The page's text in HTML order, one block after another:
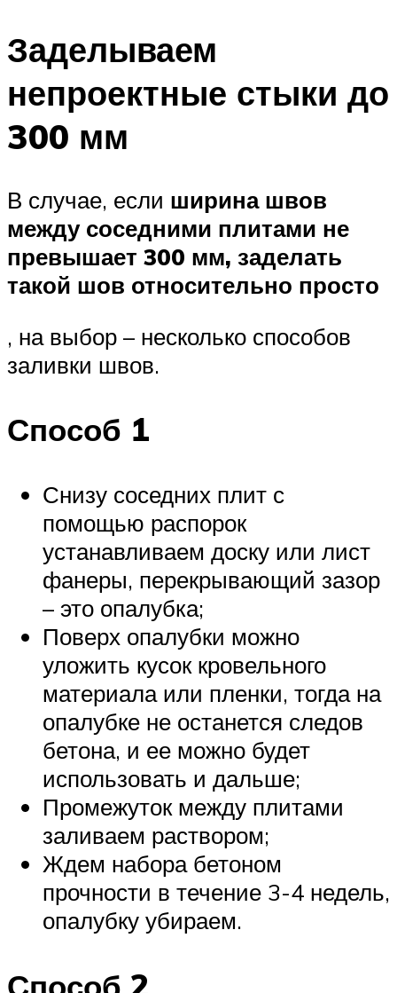
Заделываем
непроектные стыки до
300 мм
В случае, если ширина швов
между соседними плитами не
превышает 300 мм, заделать
такой шов относительно просто
, на выбор – несколько способов
заливки швов.
Способ 1
Снизу соседних плит с
помощью распорок
устанавливаем доску или лист
фанеры, перекрывающий зазор
– это опалубка;
Поверх опалубки можно
уложить кусок кровельного
материала или пленки, тогда на
опалубке не останется следов
бетона, и ее можно будет
использовать и дальше;
Промежуток между плитами
заливаем раствором;
Ждем набора бетоном
прочности в течение 3-4 недель,
опалубку убираем.